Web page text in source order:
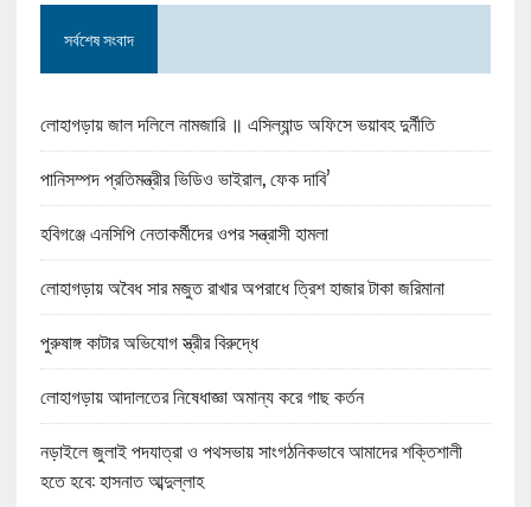
সর্বশেষ সংবাদ
লোহাগড়ায় জাল দলিলে নামজারি ॥ এসিল্যান্ড অফিসে ভয়াবহ দুর্নীতি
পানিসম্পদ প্রতিমন্ত্রীর ভিডিও ভাইরাল, ফেক দাবি’
হবিগঞ্জে এনসিপি নেতাকর্মীদের ওপর সন্ত্রাসী হামলা
লোহাগড়ায় অবৈধ সার মজুত রাখার অপরাধে ত্রিশ হাজার টাকা জরিমানা
পুরুষাঙ্গ কাটার অভিযোগ স্ত্রীর বিরুদ্ধে
লোহাগড়ায় আদালতের নিষেধাজ্ঞা অমান্য করে গাছ কর্তন
নড়াইলে জুলাই পদযাত্রা ও পথসভায় সাংগঠনিকভাবে আমাদের শক্তিশালী
হতে হবে: হাসনাত আব্দুল্লাহ